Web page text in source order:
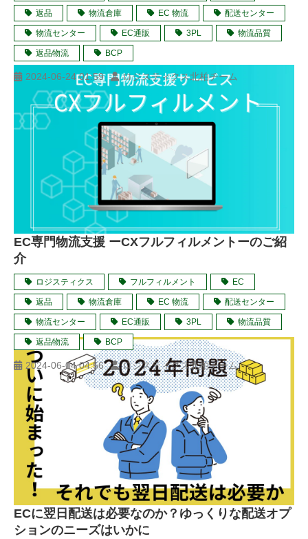
返品 物流倉庫 EC 物流 配送センター
物流センター EC通販 3PL 物流品質
返品物流 BCP
2024-06-24 01:59 ロジスティクス北柏チーム
EC専門物流支援 ーCXフルフィルメントーのご紹
介
ロジスティクス フルフィルメント EC
返品 物流倉庫 EC 物流 配送センター
物流センター EC通販 3PL 物流品質
返品物流 BCP
2024-06-04 04:56 ロジスティクス北柏チーム
ECに翌日配送は必要なのか？ゆっくりな配送オプ
ションのニーズはいかに